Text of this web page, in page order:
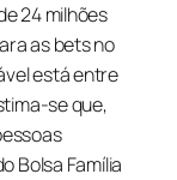
24 milhões
asbetsno
está entre
se que,
Bolsa Família